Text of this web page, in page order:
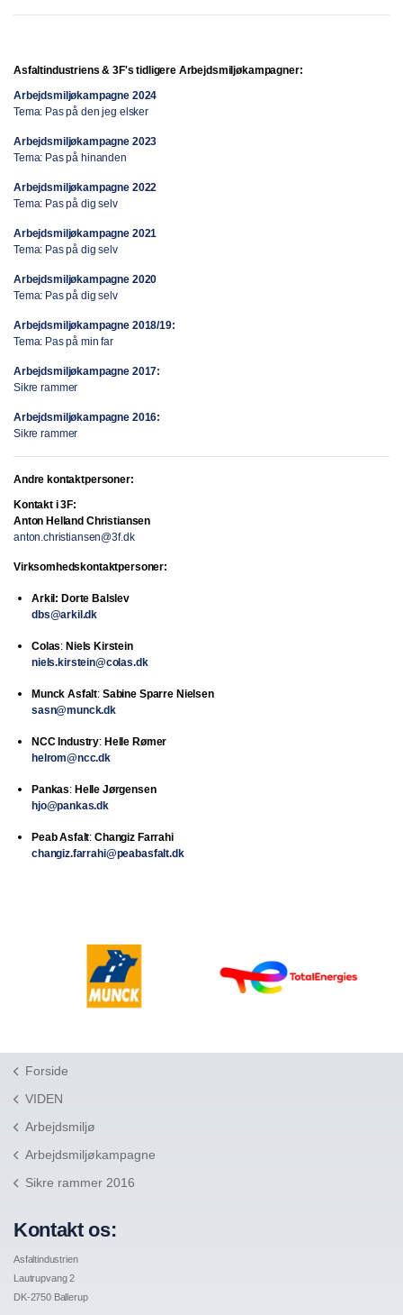
Asfaltindustriens & 3F's tidligere Arbejdsmiljøkampagner:
Arbejdsmiljøkampagne 2024
Tema: Pas på den jeg elsker
Arbejdsmiljøkampagne 2023
Tema: Pas på hinanden
Arbejdsmiljøkampagne 2022
Tema: Pas på dig selv
Arbejdsmiljøkampagne 2021
Tema: Pas på dig selv
Arbejdsmiljøkampagne 2020
Tema: Pas på dig selv
Arbejdsmiljøkampagne 2018/19:
Tema: Pas på min far
Arbejdsmiljøkampagne 2017:
Sikre rammer
Arbejdsmiljøkampagne 2016:
Sikre rammer
Andre kontaktpersoner:
Kontakt i 3F:
Anton Helland Christiansen
anton.christiansen@3f.dk
Virksomhedskontaktpersoner:
Arkil: Dorte Balslev
dbs@arkil.dk
Colas: Niels Kirstein
niels.kirstein@colas.dk
Munck Asfalt: Sabine Sparre Nielsen
sasn@munck.dk
NCC Industry: Helle Rømer
helrom@ncc.dk
Pankas: Helle Jørgensen
hjo@pankas.dk
Peab Asfalt: Changiz Farrahi
changiz.farrahi@peabasfalt.dk
Forside
VIDEN
Arbejdsmiljø
Arbejdsmiljøkampagne
Sikre rammer 2016
Kontakt os:
Asfaltindustrien
Lautrupvang 2
DK-2750 Ballerup